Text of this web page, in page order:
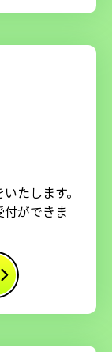
たします。
ができま